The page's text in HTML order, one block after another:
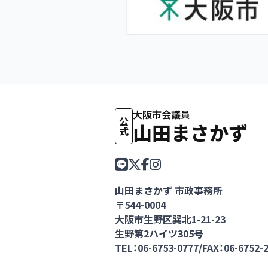
公式
大阪市会議員
山田まさかず
山田まさかず 市政事務所
〒544-0004
大阪市生野区巽北1-21-23
生野第2ハイツ305号
TEL：06-6753-0777/FAX：06-6752-